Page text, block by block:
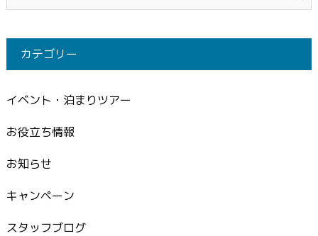
カテゴリー
イベント・泊まりツアー
お役立ち情報
お知らせ
キャンペーン
スタッフブログ